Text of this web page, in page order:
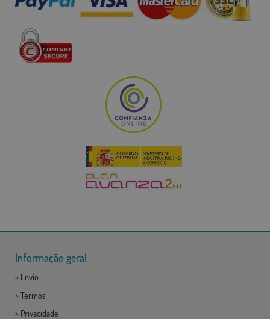
Informação geral
> Envio
> Termos
> Privacidade